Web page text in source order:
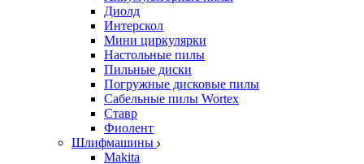
Диолд
Интерскол
Мини циркулярки
Настольные пилы
Пильные диски
Погружные дисковые пилы
Сабельные пилы Wortex
Ставр
Фиолент
Шлифмашины
Makita